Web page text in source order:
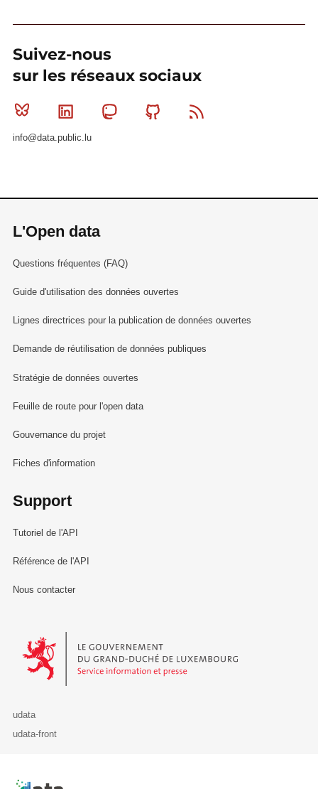
Suivez-nous
sur les réseaux sociaux
Bluesky Linkedin MastodonGithub
info@data.public.lu
L'Open data
Questions fréquentes (FAQ)
Guide d'utilisation des données ouvertes
Lignes directrices pour la publication de données ouvertes
Demande de réutilisation de données publiques
Stratégie de données ouvertes
Feuille de route pour l'open data
Gouvernance du projet
Fiches d'information
Support
Tutoriel de l'API
Référence de l'API
Nous contacter
Le Gouvernement du Grand-Duché de Luxembourg - Service
udata
udata-front